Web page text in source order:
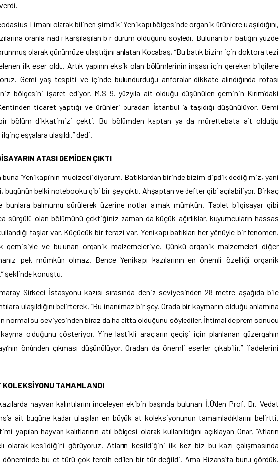
Limanı olarak bilinen şimdiki Yenikapı bölgesinde organik ürünlere ulaşıldığını,
oranla nadir karşılaşılan bir durum olduğunu söyledi. Bulunan bir batığın yüzde
olarak günümüze ulaştığını anlatan Kocabaş, “Bu batık bizim için doktora tezi
ilk eser oldu. Artık yapının eksik olan bölümlerinin inşası için gereken bilgilere
Gemi yaş tespiti ve içinde bulundurduğu anforalar dikkate alındığında rotası
bölgesini işaret ediyor. M.S 9. yüzyıla ait olduğu düşünülen geminin Kırım’daki
ticaret yaptığı ve ürünleri buradan İstanbul ’a taşıdığı düşünülüyor. Gemi
bölüm dikkatimizi çekti. Bu bölümden kaptan ya da mürettebata ait olduğu
eşyalara ulaşıldı.” dedi.
ATASI GEMİDEN ÇIKTI
buna ‘Yenikapı’nın mucizesi’ diyorum. Batıklardan birinde bizim dipdik dediğimiz, yani
bugünün belki notebooku gibi bir şey çıktı. Ahşaptan ve defter gibi açılabiliyor. Birkaç
bunlara balmumu sürülerek üzerine notlar almak mümkün. Tablet bilgisayar gibi
sürgülü olan bölümünü çektiğiniz zaman da küçük ağırlıklar, kuyumcuların hassas
taşlar var. Küçücük bir terazi var. Yenikapı batıkları her yönüyle bir fenomen.
gemisiyle ve bulunan organik malzemeleriyle. Çünkü organik malzemeleri diğer
pek mümkün olmaz. Bence Yenikapı kazılarının en önemli özelliği organik
şeklinde konuştu.
Sirkeci İstasyonu kazısı sırasında deniz seviyesinden 28 metre aşağıda bile
ulaşıldığını belirterek, “Bu inanılmaz bir şey. Orada bir kaymanın olduğu anlamına
normal su seviyesinden biraz da ha altta olduğunu söylediler. İhtimal deprem sonucu
olduğunu gösteriyor. Yine lastikli araçların geçişi için planlanan güzergahın
önünden çıkması düşünülüyor. Oradan da önemli eserler çıkabilir.” ifadelerini
KOLEKSİYONU TAMAMLANDI
hayvan kalıntılarını inceleyen ekibin başında bulunan İ.Ü’den Prof. Dr. Vedat
ait bugüne kadar ulaşılan en büyük at koleksiyonunun tamamladıklarını belirtti.
yapılan hayvan kalıtlarının atıl bölgesi olarak kullanıldığını açıklayan Onar, “Atların
olarak kesildiğini görüyoruz. Atların kesildiğini ilk kez biz bu kazı çalışmasında
döneminde bu et türü çok tercih edilen bir tür değildi. Ama Bizans’ta bunu gördük.